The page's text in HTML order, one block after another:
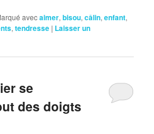
avecaimer,bisou,câlin,enfant,
,tendresse | Laisser un
se
des doigts